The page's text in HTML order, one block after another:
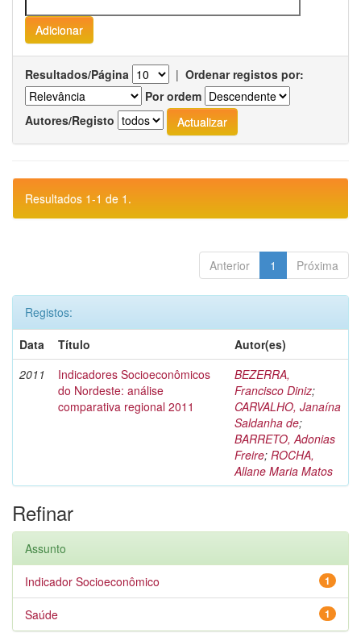
Resultados/Página | Ordenar registos por:
Por ordem
Autores/Registo
Resultados 1-1 de 1.
Anterior 1 Próxima
Registos:
Data
Título
Autor(es)
2011
Indicadores Socioeconômicos
do Nordeste: análise
comparativa regional 2011
BEZERRA,
Francisco Diniz;
CARVALHO, Janaína
Saldanha de;
BARRETO, Adonias
Freire; ROCHA,
Allane Maria Matos
Refinar
Assunto
1
Indicador Socioeconômico
1
Saúde